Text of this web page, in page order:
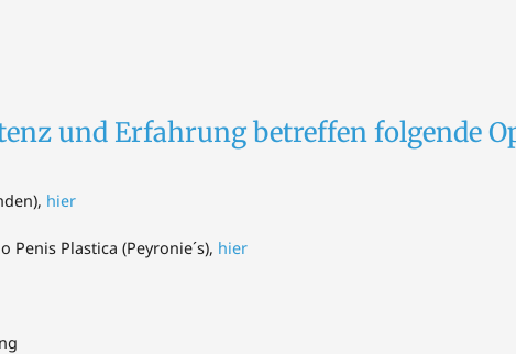
und Erfahrung betreffen folgende
hier
Plastica (Peyronie´s), hier